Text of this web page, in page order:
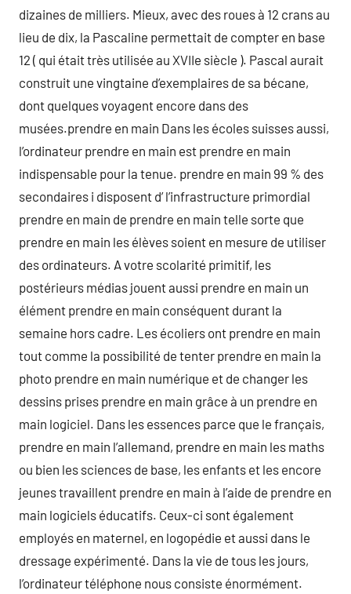
dizaines de milliers. Mieux, avec des roues à 12 crans au
lieu de dix, la Pascaline permettait de compter en base
12 ( qui était très utilisée au XVIIe siècle ). Pascal aurait
construit une vingtaine d’exemplaires de sa bécane,
dont quelques voyagent encore dans des
musées.prendre en main Dans les écoles suisses aussi,
l’ordinateur prendre en main est prendre en main
indispensable pour la tenue. prendre en main 99 % des
secondaires i disposent d’ l’infrastructure primordial
prendre en main de prendre en main telle sorte que
prendre en main les élèves soient en mesure de utiliser
des ordinateurs. A votre scolarité primitif, les
postérieurs médias jouent aussi prendre en main un
élément prendre en main conséquent durant la
semaine hors cadre. Les écoliers ont prendre en main
tout comme la possibilité de tenter prendre en main la
photo prendre en main numérique et de changer les
dessins prises prendre en main grâce à un prendre en
main logiciel. Dans les essences parce que le français,
prendre en main l’allemand, prendre en main les maths
ou bien les sciences de base, les enfants et les encore
jeunes travaillent prendre en main à l’aide de prendre en
main logiciels éducatifs. Ceux-ci sont également
employés en maternel, en logopédie et aussi dans le
dressage expérimenté. Dans la vie de tous les jours,
l’ordinateur téléphone nous consiste énormément.